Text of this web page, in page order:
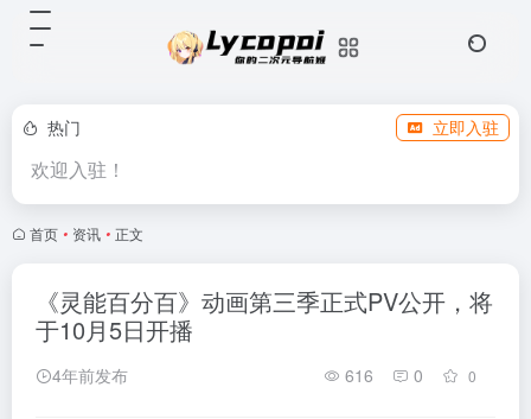
热门 立即入驻
欢迎入驻！
首页 • 资讯 • 正文
《灵能百分百》动画第三季正式PV公开，将
于10月5日开播
4年前发布 616 0 0